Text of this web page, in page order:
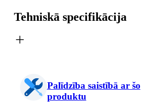
Tehniskā specifikācija
Palīdzība saistībā ar šo
produktu